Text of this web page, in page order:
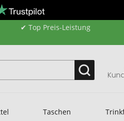
✔ Top Preis-Leistung
Taschen